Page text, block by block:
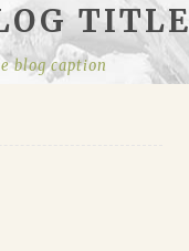
TITLE
blog caption